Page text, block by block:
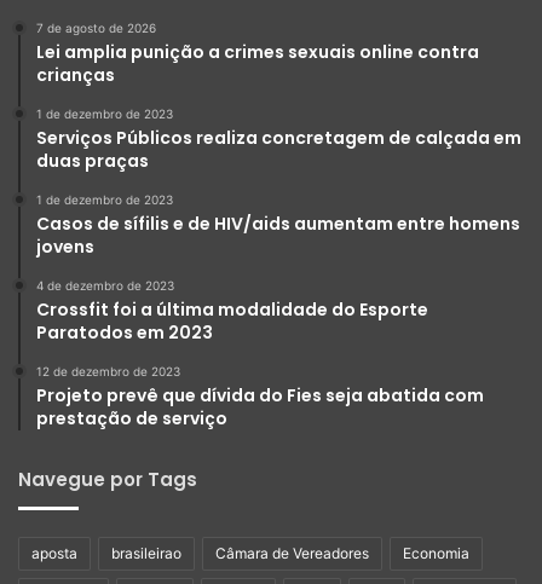
7 de agosto de 2026
Lei amplia punição a crimes sexuais online contra
crianças
1 de dezembro de 2023
Serviços Públicos realiza concretagem de calçada em
duas praças
1 de dezembro de 2023
Casos de sífilis e de HIV/aids aumentam entre homens
jovens
4 de dezembro de 2023
Crossfit foi a última modalidade do Esporte
Paratodos em 2023
12 de dezembro de 2023
Projeto prevê que dívida do Fies seja abatida com
prestação de serviço
Navegue por Tags
aposta brasileirao Câmara de Vereadores Economia